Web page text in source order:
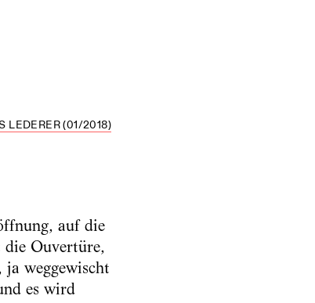
LEDERER (01/2018)
auf die
die Ouvertüre,
weggewischt
es wird